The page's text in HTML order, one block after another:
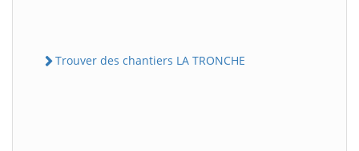
Trouver des chantiers LA TRONCHE